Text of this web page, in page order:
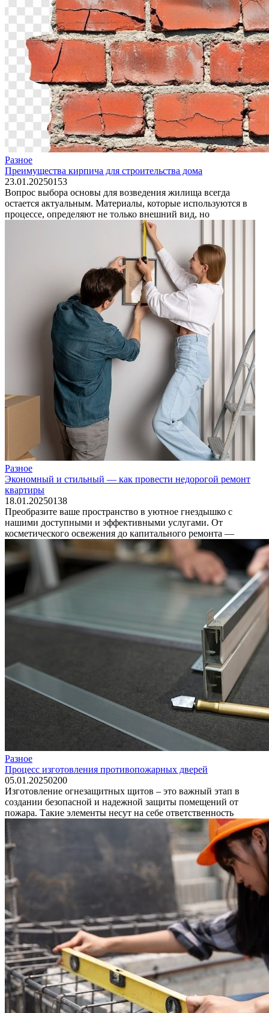
Разное
Преимущества кирпича для строительства дома
23.01.20250153
Вопрос выбора основы для возведения жилища всегда
остается актуальным. Материалы, которые используются в
процессе, определяют не только внешний вид, но
Разное
Экономный и стильный — как провести недорогой ремонт
квартиры
18.01.20250138
Преобразите ваше пространство в уютное гнездышко с
нашими доступными и эффективными услугами. От
косметического освежения до капитального ремонта —
Разное
Процесс изготовления противопожарных дверей
05.01.20250200
Изготовление огнезащитных щитов – это важный этап в
создании безопасной и надежной защиты помещений от
пожара. Такие элементы несут на себе ответственность